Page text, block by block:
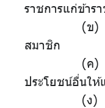
ราชการแก่ข้าร
(ข)
สมาชิก
(ค
ประโยชน์อื่นให้
(ง)